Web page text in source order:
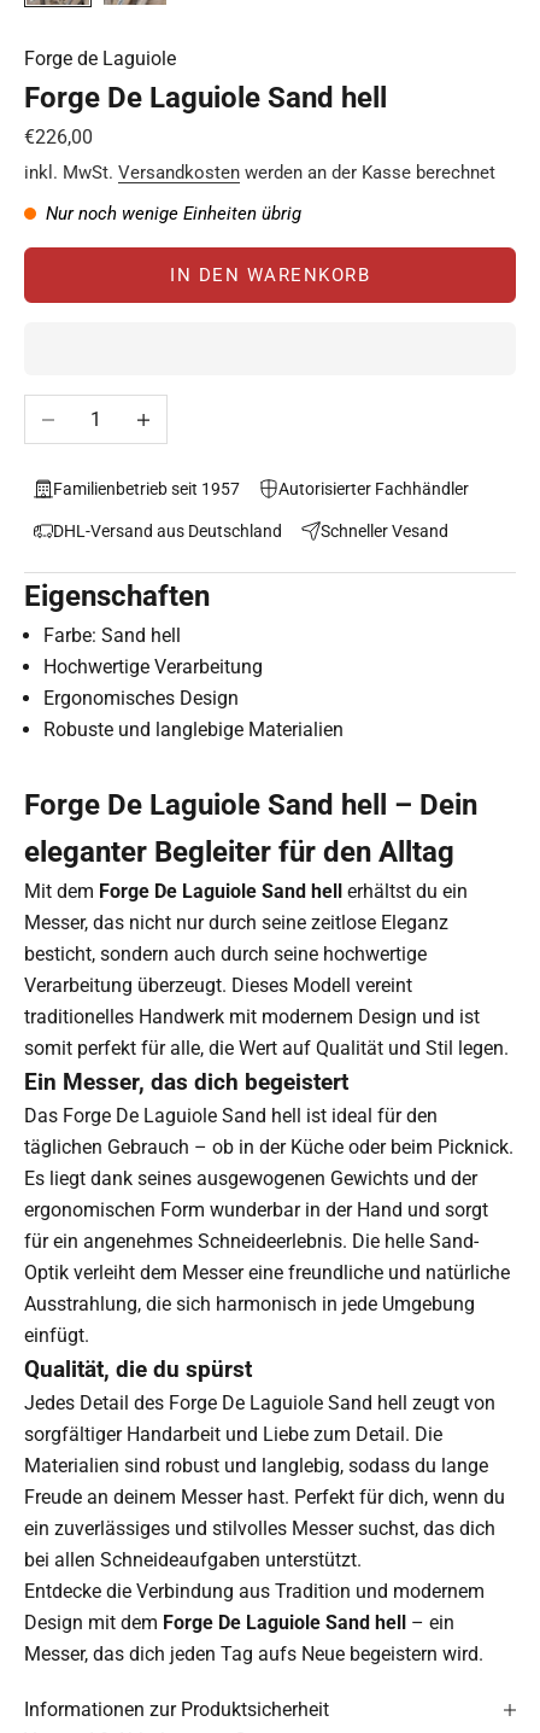
Forge de Laguiole
Forge De Laguiole Sand hell
Angebot
€226,00
inkl. MwSt. Versandkosten werden an der Kasse berechnet
Nur noch wenige Einheiten übrig
IN DEN WARENKORB
Anzahl verringernAnzahl erhöhen
Familienbetrieb seit 1957 Autorisierter Fachhändler
DHL-Versand aus Deutschland Schneller Vesand
Eigenschaften
Farbe: Sand hell
Hochwertige Verarbeitung
Ergonomisches Design
Robuste und langlebige Materialien
Forge De Laguiole Sand hell – Dein
eleganter Begleiter für den Alltag
Mit dem Forge De Laguiole Sand hell erhältst du ein
Messer, das nicht nur durch seine zeitlose Eleganz
besticht, sondern auch durch seine hochwertige
Verarbeitung überzeugt. Dieses Modell vereint
traditionelles Handwerk mit modernem Design und ist
somit perfekt für alle, die Wert auf Qualität und Stil legen.
Ein Messer, das dich begeistert
Das Forge De Laguiole Sand hell ist ideal für den
täglichen Gebrauch – ob in der Küche oder beim Picknick.
Es liegt dank seines ausgewogenen Gewichts und der
ergonomischen Form wunderbar in der Hand und sorgt
für ein angenehmes Schneideerlebnis. Die helle Sand-
Optik verleiht dem Messer eine freundliche und natürliche
Ausstrahlung, die sich harmonisch in jede Umgebung
einfügt.
Qualität, die du spürst
Jedes Detail des Forge De Laguiole Sand hell zeugt von
sorgfältiger Handarbeit und Liebe zum Detail. Die
Materialien sind robust und langlebig, sodass du lange
Freude an deinem Messer hast. Perfekt für dich, wenn du
ein zuverlässiges und stilvolles Messer suchst, das dich
bei allen Schneideaufgaben unterstützt.
Entdecke die Verbindung aus Tradition und modernem
Design mit dem Forge De Laguiole Sand hell – ein
Messer, das dich jeden Tag aufs Neue begeistern wird.
Informationen zur Produktsicherheit